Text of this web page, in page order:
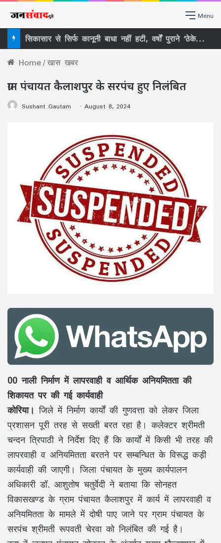
Menu
सिकासार से सिर्फ कानूनी बाधा नहीं हटी, वर्षों पुराने ‘ठेकेदारी तंत्र’ पर भी खड़ा हुआ बड़ा सवाल
Home/खास खबर
ग्राम पंचायत कैलाशपुर के सरपंच हुए निलंबित
Sushant Gautam August 8, 2024
00 नाली निर्माण में लापरवाही व आर्थिक अनियमितता की
शिकायत पर की गई कार्यवाही
कोरिया। जिले में निर्माण कार्यों की गुणवत्ता को लेकर जिला
प्रशासन पूरी तरह से सख्ती बरत रहा है। कलेक्टर श्रीमती
चन्दन त्रिपाठी ने निर्देश दिए हैं कि कार्यों में किसी भी तरह की
लापरवाही व अनियमितता बरतने पर सम्बन्धित के विरूद्ध कड़ी
कार्यवाही की जाएगी। जिला पंचायत के मुख्य कार्यपालन
अधिकारी डॉ. आशुतोष चतुर्वेदी ने बताया कि सोनहत
विकासखण्ड के ग्राम पंचायत कैलाशपुर में कार्य में लापरवाही व
अनियमितता के मामले में दोषी पाए जाने पर ग्राम पंचायत के
सरपंच श्रीमती रूपवती चेरवा को निलंबित की गई है।